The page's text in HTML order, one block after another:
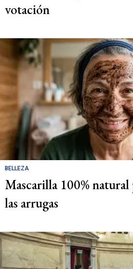
votación
BELLEZA
Mascarilla 100%
las arrugas